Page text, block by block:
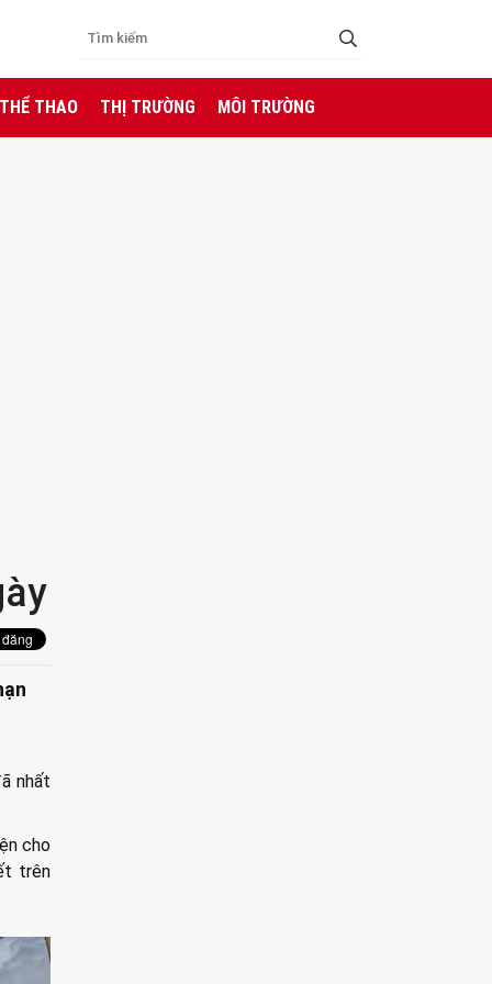
THAO THỊ TRƯỜNG MÔI TRƯỜNG
nhất
cho
trên